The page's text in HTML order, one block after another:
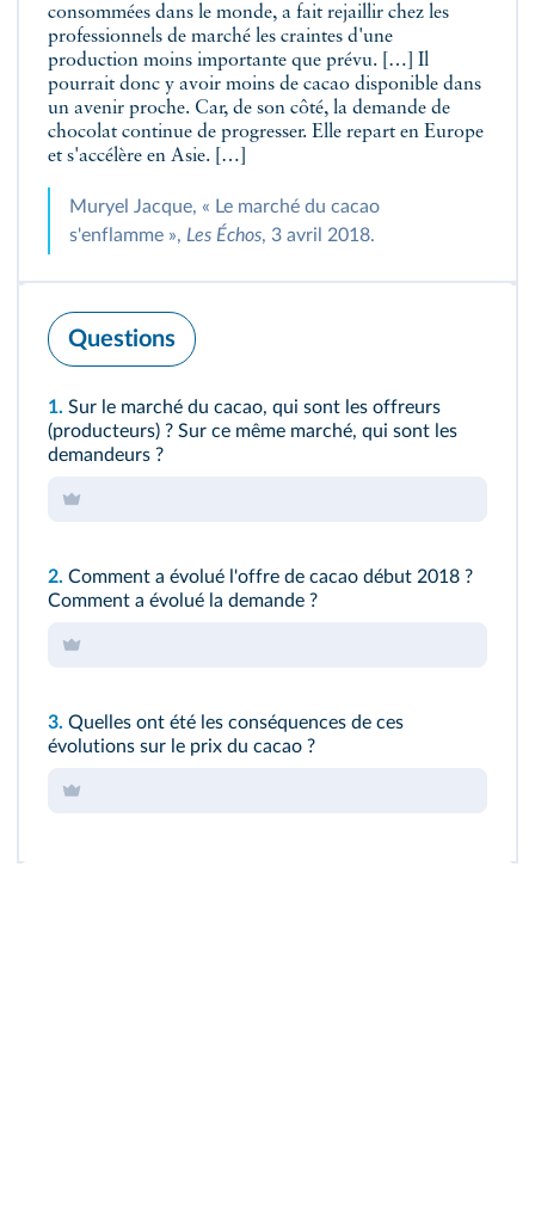
consommées dans le monde, a fait rejaillir chez les
professionnels de marché les craintes d'une
production moins importante que prévu. […] Il
pourrait donc y avoir moins de cacao disponible dans
un avenir proche. Car, de son côté, la demande de
chocolat continue de progresser. Elle repart en Europe
et s'accélère en Asie. […]
Muryel Jacque, « Le marché du cacao
s'enflamme », Les Échos, 3 avril 2018.
Questions
1. Sur le marché du cacao, qui sont les offreurs
(producteurs) ? Sur ce même marché, qui sont les
demandeurs ?
2. Comment a évolué l'offre de cacao début 2018 ?
Comment a évolué la demande ?
3. Quelles ont été les conséquences de ces
évolutions sur le prix du cacao ?